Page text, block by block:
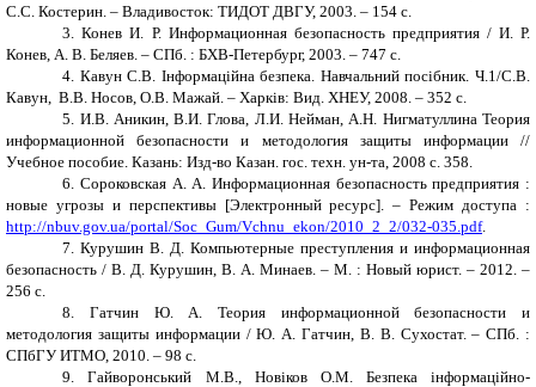
С.С. Костерин. – Владивосток: ТИДОТ ДВГУ, 2003. – 154 с.
3.Конев И. Р. Информационная безопасность предприятия / И. Р.
Конев, А. В. Беляев. – СПб. : БХВ-Петербург, 2003. – 747 с.
4. Кавун С.В. Інформаційна безпека. Навчальний посібник. Ч.1/С.В.
Кавун, В.В. Носов, О.В. Мажай. – Харків: Вид. ХНЕУ, 2008. – 352 с
5. И.В. Аникин, В.И. Глова, Л.И. Нейман, А.Н. Нигматуллина Теория
информационной безопасности и методология защиты информации //
Учебное пособие. Казань: Изд-во Казан. гос. техн. ун-та, 2008 с. 358.
6. Сороковская А. А. Информационная безопасность предприятия :
новые угрозы и перспективы [Электронный ресурс]. – Режим доступа :
http://nbuv.gov.ua/portal/Soc_Gum/Vchnu_ekon/2010_2_2/032-035.pdf.
7.Курушин В. Д. Компьютерные преступления и информационная
безопасность / В. Д. Курушин, В. А. Минаев. – М. : Новый юрист. – 2012. –
256 с.
8. Гатчин Ю. А. Теория информационной безопасности и
методология защиты информации / Ю. А. Гатчин, В. В. Сухостат. – СПб. :
СПбГУ ИТМО, 2010. – 98 с
9.Гайворонський М.В., Новіков О.М. Безпека інформаційно-